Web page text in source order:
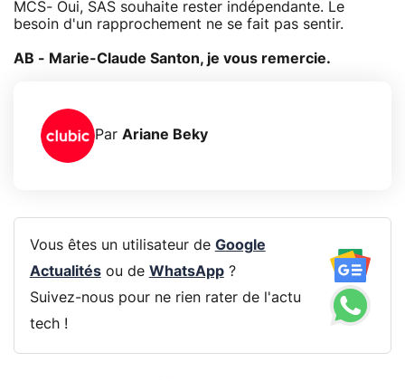
MCS- Oui, SAS souhaite rester indépendante. Le
besoin d'un rapprochement ne se fait pas sentir.
AB - Marie-Claude Santon, je vous remercie.
Par Ariane Beky
Vous êtes un utilisateur de Google
Actualitésou de WhatsApp?
Suivez-nous pour ne rien rater de l'actu
tech !